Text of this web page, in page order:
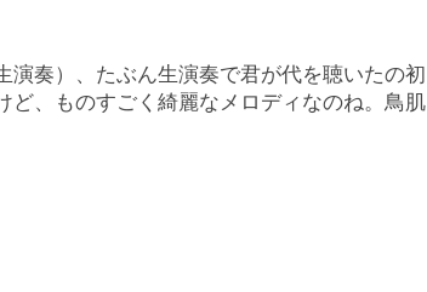
奏）、たぶん生演奏で君が代を聴いたの初
、ものすごく綺麗なメロディなのね。鳥肌